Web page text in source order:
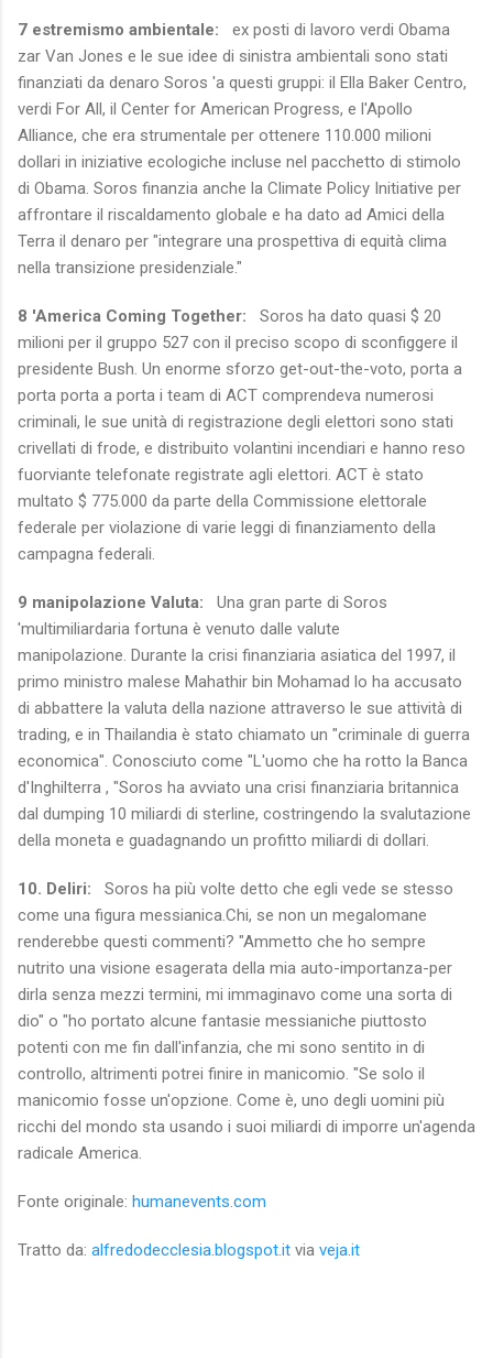
7 estremismo ambientale: ex posti di lavoro verdi Obama
zar Van Jones e le sue idee di sinistra ambientali sono stati
finanziati da denaro Soros 'a questi gruppi: il Ella Baker Centro,
verdi For All, il Center for American Progress, e l'Apollo
Alliance, che era strumentale per ottenere 110.000 milioni
dollari in iniziative ecologiche incluse nel pacchetto di stimolo
di Obama. Soros finanzia anche la Climate Policy Initiative per
affrontare il riscaldamento globale e ha dato ad Amici della
Terra il denaro per "integrare una prospettiva di equità clima
nella transizione presidenziale."
8 'America Coming Together: Soros ha dato quasi $ 20
milioni per il gruppo 527 con il preciso scopo di sconfiggere il
presidente Bush. Un enorme sforzo get-out-the-voto, porta a
porta porta a porta i team di ACT comprendeva numerosi
criminali, le sue unità di registrazione degli elettori sono stati
crivellati di frode, e distribuito volantini incendiari e hanno reso
fuorviante telefonate registrate agli elettori. ACT è stato
multato $ 775.000 da parte della Commissione elettorale
federale per violazione di varie leggi di finanziamento della
campagna federali.
9 manipolazione Valuta: Una gran parte di Soros
'multimiliardaria fortuna è venuto dalle valute
manipolazione. Durante la crisi finanziaria asiatica del 1997, il
primo ministro malese Mahathir bin Mohamad lo ha accusato
di abbattere la valuta della nazione attraverso le sue attività di
trading, e in Thailandia è stato chiamato un "criminale di guerra
economica". Conosciuto come "L'uomo che ha rotto la Banca
d'Inghilterra , "Soros ha avviato una crisi finanziaria britannica
dal dumping 10 miliardi di sterline, costringendo la svalutazione
della moneta e guadagnando un profitto miliardi di dollari.
10. Deliri: Soros ha più volte detto che egli vede se stesso
come una figura messianica. Chi, se non un megalomane
renderebbe questi commenti? "Ammetto che ho sempre
nutrito una visione esagerata della mia auto-importanza-per
dirla senza mezzi termini, mi immaginavo come una sorta di
dio" o "ho portato alcune fantasie messianiche piuttosto
potenti con me fin dall'infanzia, che mi sono sentito in di
controllo, altrimenti potrei finire in manicomio. "Se solo il
manicomio fosse un'opzione. Come è, uno degli uomini più
ricchi del mondo sta usando i suoi miliardi di imporre un'agenda
radicale America.
Fonte originale: humanevents.com
Tratto da: alfredodecclesia.blogspot.it via veja.it